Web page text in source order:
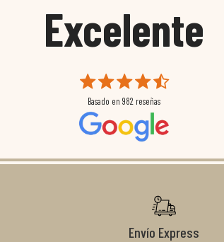
Excelente
Basado en 982 reseñas
Susana García Luis
Magnífica atención al cliente. Tuvimos un pequeño
retraso en el pedido y desde el minuto uno se
preocuparon por ayudarnos en todo. Gracias a
magnífico gestor... atento, amable, un servicio de
Gracias de nuevo por todo!
Envío Express